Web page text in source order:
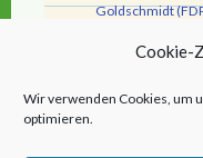
Cookie-
Wir verwenden Cookies, um
optimieren.
Goldschmidt
Mittelstrass